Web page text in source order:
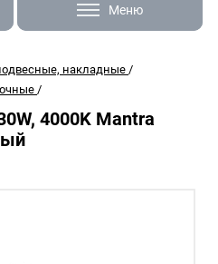
Меню
накладные /
/
4000K Mantra